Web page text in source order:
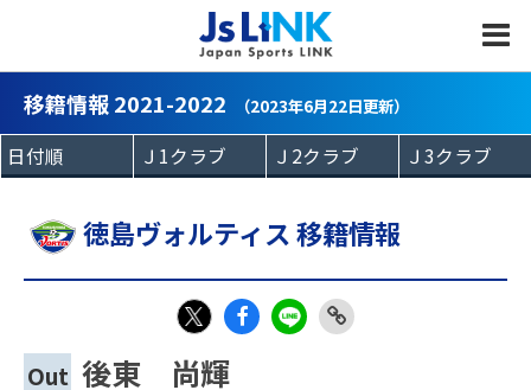
移籍情報 2021-2022 （2023年6月22日更新）
徳島ヴォルティス 移籍情報
X
Out 後東 尚輝